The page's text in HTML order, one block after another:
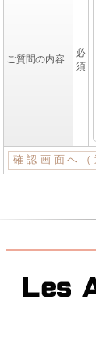
ご質問の内容
必
須